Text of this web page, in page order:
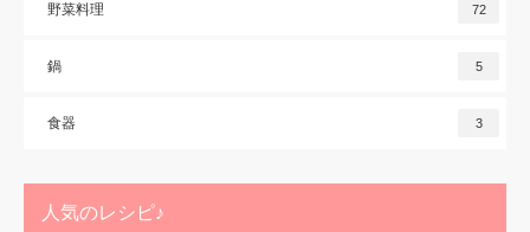
野菜料理 72
鍋 5
食器 3
人気のレシピ♪